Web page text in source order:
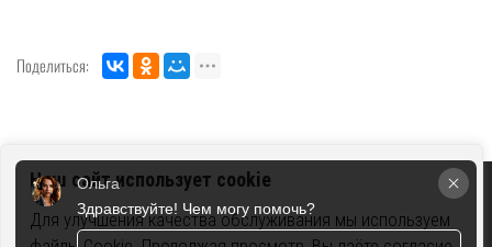
Наш сайт использует cookie
Для улучшения качества обслуживания мы используем
Поделиться:
ГРИЛЬРОК © 2026
ПОЛИТИКА КОНФИДЕНЦИАЛЬНОСТИ
ПОЛЬЗОВАТЕЛЬСКОЕ СОГЛАШЕНИЕ
РЕКВИЗИТЫ
Ольга
Здравствуйте! Чем могу помочь?